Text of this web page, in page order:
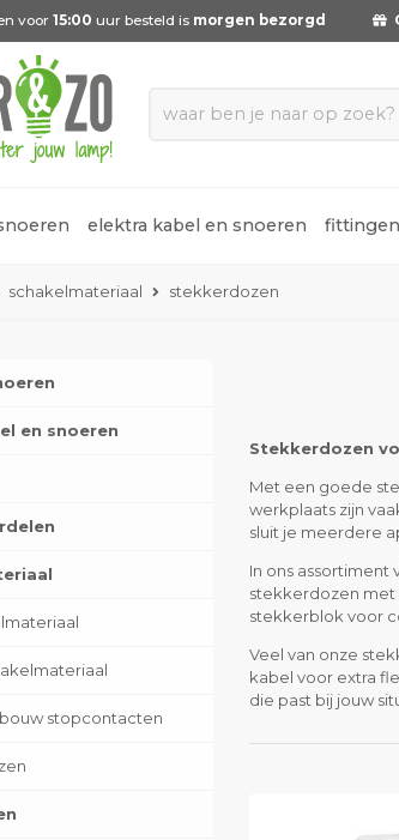
voor 15:00 uur besteld is morgen bezorgd
elektra kabel en snoeren fittingen
schakelmateriaal stekkerdozen
en snoeren
stopcontacten
Stekkerdozen
Met een goede
werkplaats zijn
sluit je meerdere
In ons
stekkerdozen met
stekkerblok voor
Veel van onze
kabel voor extra
die past bij jouw